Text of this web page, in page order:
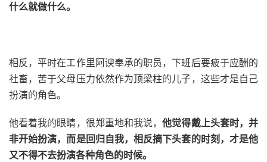
什么就做什么。
相反，平时在工作里阿谀奉承的职员，下班后要疲于应酬的
社畜，苦于父母压力依然作为顶梁柱的儿子，这些才是自己
扮演的角色。
他看着我的眼睛，很郑重地和我说，他觉得戴上头套时，并
非开始扮演，而是回归自我，相反摘下头套的时刻，才是他
又不得不去扮演各种角色的时候。